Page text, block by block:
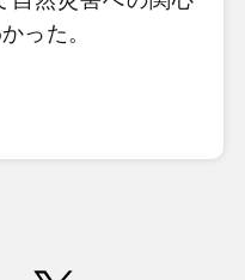
った。